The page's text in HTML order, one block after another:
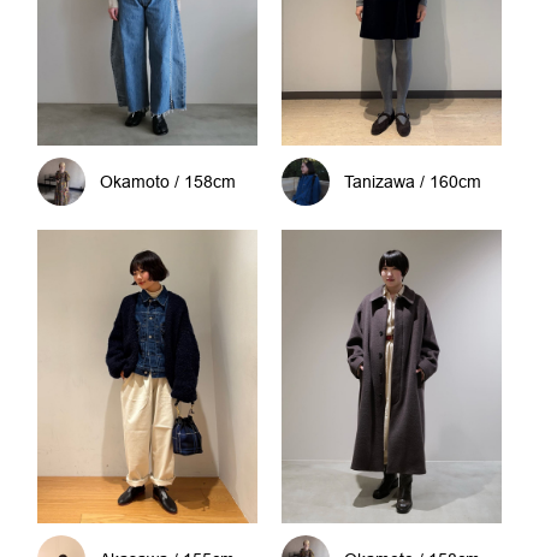
Okamoto / 158cm Tanizawa / 160cm